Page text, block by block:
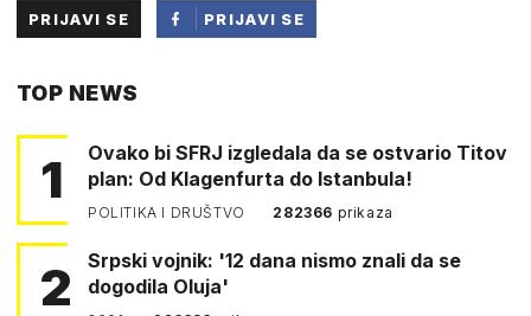
PRIJAVI SE
PRIJAVI SE
TOP NEWS
1
Ovako bi SFRJ izgledala da se ostvario Titov
plan: Od Klagenfurta do Istanbula!
POLITIKA I DRUŠTVO 282366 prikaza
2
Srpski vojnik: '12 dana nismo znali da se
dogodila Oluja'